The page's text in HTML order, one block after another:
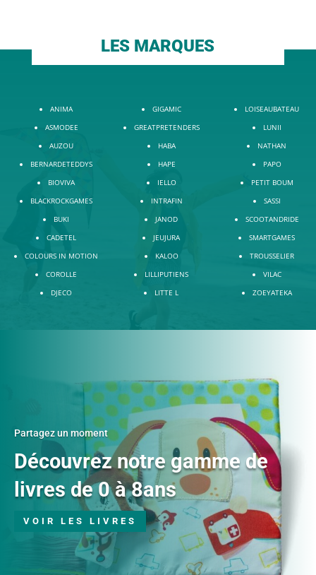
LES MARQUES
ANIMA
ASMODEE
AUZOU
BERNARDETEDDYS
BIOVIVA
BLACKROCKGAMES
BUKI
CADETEL
COLOURS IN MOTION
COROLLE
DJECO
GIGAMIC
GREATPRETENDERS
HABA
HAPE
IELLO
INTRAFIN
JANOD
JEUJURA
KALOO
LILLIPUTIENS
LITTE L
LOISEAUBATEAU
LUNII
NATHAN
PAPO
PETIT BOUM
SASSI
SCOOTANDRIDE
SMARTGAMES
TROUSSELIER
VILAC
ZOEYATEKA
Partagez un moment
Découvrez notre gamme de
livres de 0 à 8ans
VOIR LES LIVRES